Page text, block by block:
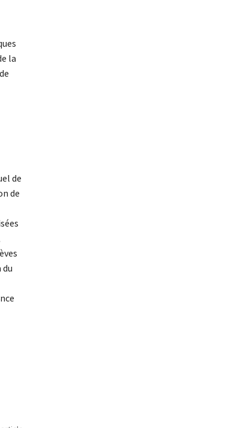
la
de
de
du